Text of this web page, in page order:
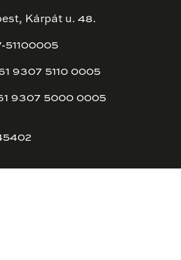
Kárpát u. 48.
51100005
9307 5110 0005
9307 5000 0005